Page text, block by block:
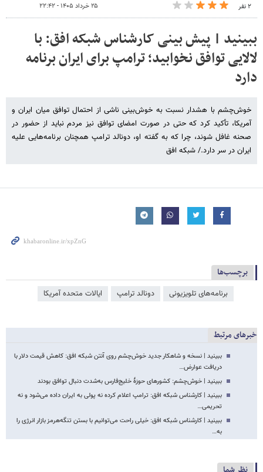
۲ نفر ۲۵ خرداد ۱۴۰۵ - ۲۲:۴۲
ببینید | پیش بینی کارشناس شبکه افق: با
لالایی توافق نخوابید؛ ترامپ برای ایران برنامه
دارد
خوش‌چشم با هشدار نسبت به خوش‌بینی ناشی از احتمال توافق میان ایران و
آمریکا، تأکید کرد که حتی در صورت امضای توافق نیز مردم نباید از حضور در
صحنه غافل شوند، چرا که به گفته او، دونالد ترامپ همچنان برنامه‌هایی علیه
ایران در سر دارد./ شبکه افق
برچسب‌ها
برنامه‌های تلویزیونی دونالد ترامپ ایالات متحده آمریکا
خبرهای مرتبط
ببینید | نسخه و شاهکار جدید خوش‌چشم روی آنتن شبکه افق: کاهش قیمت دلار با
دریافت عوارض…
ببینید | خوش‌چشم: کشورهای حوزهٔ خلیج‌فارس به‌شدت دنبال توافق بودند
ببینید | کارشناس شبکه افق: ترامپ اعلام کرده نه پولی به ایران داده می‌شود و نه
تحریمی…
ببینید | کارشناس شبکه افق: خیلی راحت می‌توانیم با بستن تنگه‌هرمز بازار انرژی را
به…